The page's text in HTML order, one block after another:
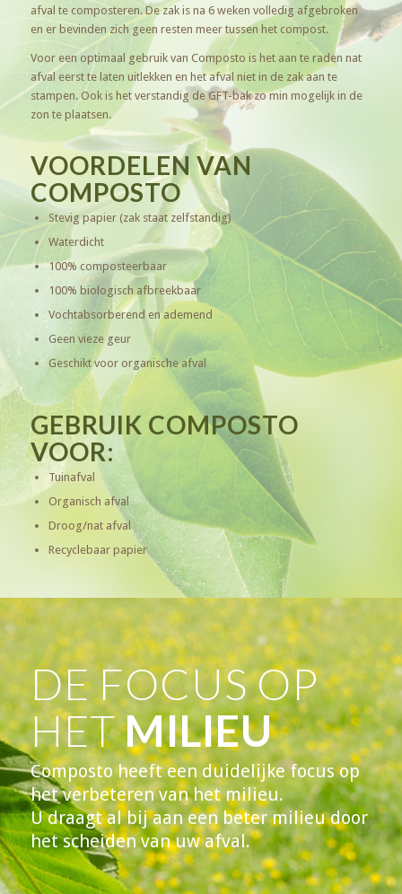
afval te composteren. De zak is na 6 weken volledig afgebroken
en er bevinden zich geen resten meer tussen het compost.
Voor een optimaal gebruik van Composto is het aan te raden nat
afval eerst te laten uitlekken en het afval niet in de zak aan te
stampen. Ook is het verstandig de GFT-bak zo min mogelijk in de
zon te plaatsen.
VOORDELEN VAN
COMPOSTO
Stevig papier (zak staat zelfstandig)
Waterdicht
100% composteerbaar
100% biologisch afbreekbaar
Vochtabsorberend en ademend
Geen vieze geur
Geschikt voor organische afval
GEBRUIK COMPOSTO
VOOR:
Tuinafval
Organisch afval
Droog/nat afval
Recyclebaar papier
DE FOCUS OP
HETMILIEU
Composto heeft een duidelijke focus op
het verbeteren van het milieu.
U draagt al bij aan een beter milieu door
het scheiden van uw afval.